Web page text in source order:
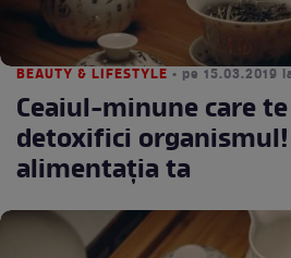
BEAUTY & LIFESTYLE • pe 15.03.2019
Ceaiul-minune care
detoxifici
alimentația ta